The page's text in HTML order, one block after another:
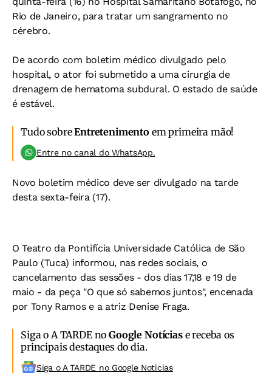
Rio de Janeiro, para tratar um sangramento no
cérebro.
De acordo com boletim médico divulgado pelo
hospital, o ator foi submetido a uma cirurgia de
drenagem de hematoma subdural. O estado de saúde
é estável.
Tudo sobreEntretenimento em primeira mão!
Entre no canal do WhatsApp.
Novo boletim médico deve ser divulgado na tarde
desta sexta-feira (17).
O Teatro da Pontifícia Universidade Católica de São
Paulo (Tuca) informou, nas redes sociais, o
cancelamento das sessões - dos dias 17,18 e 19 de
maio - da peça "O que só sabemos juntos", encenada
por Tony Ramos e a atriz Denise Fraga.
Siga o A TARDE noGoogle Notíciase receba os
principais destaques do dia.
Siga o A TARDE no Google Noticias